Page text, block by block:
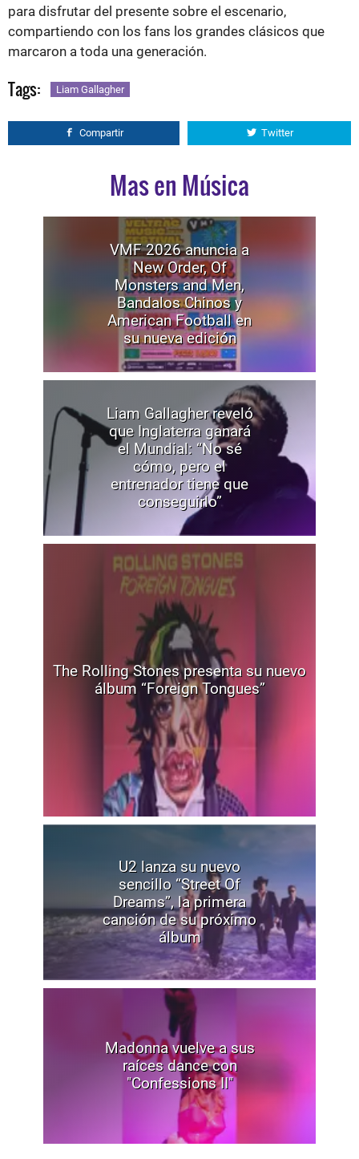
para disfrutar del presente sobre el escenario,
compartiendo con los fans los grandes clásicos que
marcaron a toda una generación.
Tags: Liam Gallagher
Compartir Twitter
Mas en Música
VMF 2026 anuncia a
New Order, Of
Monsters and Men,
Bandalos Chinos y
American Football en
su nueva edición
Liam Gallagher reveló
que Inglaterra ganará
el Mundial: “No sé
cómo, pero el
entrenador tiene que
conseguirlo”
The Rolling Stones presenta su nuevo
álbum “Foreign Tongues”
U2 lanza su nuevo
sencillo “Street Of
Dreams”, la primera
canción de su próximo
álbum
Madonna vuelve a sus
raíces dance con
"Confessions II"